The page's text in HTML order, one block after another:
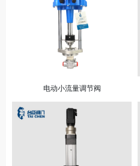
电动小流量调节阀